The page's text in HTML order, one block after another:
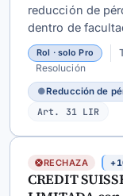
reducción de
dentro de
acreditación
configurándose
doctrina de
Rol · solo Pro
Resolución
●Reducción de
Art. 31 LIR
RECHAZA
CREDIT